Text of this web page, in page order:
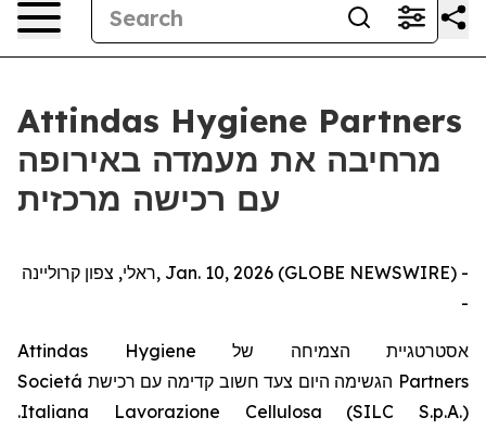
Attindas Hygiene Partners
מרחיבה את מעמדה באירופה
עם רכישה מרכזית
ראלי, צפון קרוליינה, Jan. 10, 2026 (GLOBE NEWSWIRE) -
-
אסטרטגיית הצמיחה של Attindas Hygiene
Partners הגשימה היום צעד חשוב קדימה עם רכישת Societá
Italiana Lavorazione Cellulosa (SILC S.p.A.)
.